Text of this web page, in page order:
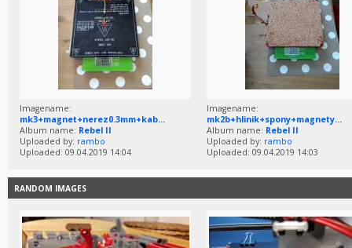
Imagename:
mk3+magnet+nerez0.3mm+kab...
Album name: Rebel II
Uploaded by: rambo
Uploaded: 09.04.2019 14:04
Imagename:
mk2b+hlinik+spony+magnety...
Album name: Rebel II
Uploaded by: rambo
Uploaded: 09.04.2019 14:03
RANDOM IMAGES